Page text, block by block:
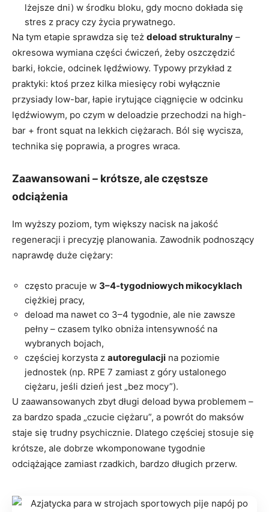
lżejsze dni) w środku bloku, gdy mocno dokłada się
stres z pracy czy życia prywatnego.
Na tym etapie sprawdza się też deload strukturalny –
okresowa wymiana części ćwiczeń, żeby oszczędzić
barki, łokcie, odcinek lędźwiowy. Typowy przykład z
praktyki: ktoś przez kilka miesięcy robi wyłącznie
przysiady low-bar, łapie irytujące ciągnięcie w odcinku
lędźwiowym, po czym w deloadzie przechodzi na high-
bar + front squat na lekkich ciężarach. Ból się wycisza,
technika się poprawia, a progres wraca.
Zaawansowani – krótsze, ale częstsze
odciążenia
Im wyższy poziom, tym większy nacisk na jakość
regeneracji i precyzję planowania. Zawodnik podnoszący
naprawdę duże ciężary:
często pracuje w 3–4‑tygodniowych mikocyklach
ciężkiej pracy,
deload ma nawet co 3–4 tygodnie, ale nie zawsze
pełny – czasem tylko obniża intensywność na
wybranych bojach,
częściej korzysta z autoregulacji na poziomie
jednostek (np. RPE 7 zamiast z góry ustalonego
ciężaru, jeśli dzień jest „bez mocy”).
U zaawansowanych zbyt długi deload bywa problemem –
za bardzo spada „czucie ciężaru”, a powrót do maksów
staje się trudny psychicznie. Dlatego częściej stosuje się
krótsze, ale dobrze wkomponowane tygodnie
odciążające zamiast rzadkich, bardzo długich przerw.